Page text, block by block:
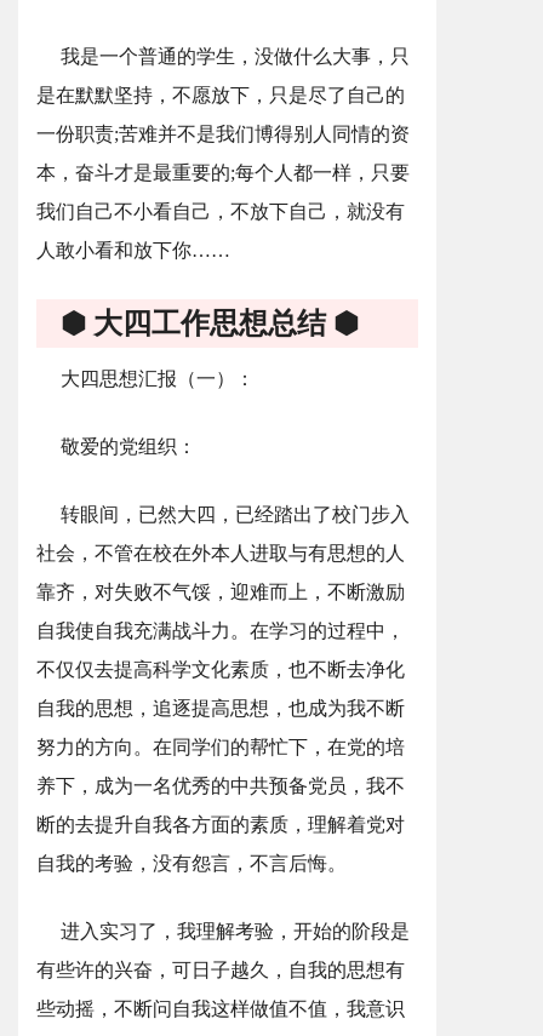
我是一个普通的学生，没做什么大事，只
是在默默坚持，不愿放下，只是尽了自己的
一份职责;苦难并不是我们博得别人同情的资
本，奋斗才是最重要的;每个人都一样，只要
我们自己不小看自己，不放下自己，就没有
人敢小看和放下你……
⬢ 大四工作思想总结 ⬢
大四思想汇报（一）：
敬爱的党组织：
转眼间，已然大四，已经踏出了校门步入
社会，不管在校在外本人进取与有思想的人
靠齐，对失败不气馁，迎难而上，不断激励
自我使自我充满战斗力。在学习的过程中，
不仅仅去提高科学文化素质，也不断去净化
自我的思想，追逐提高思想，也成为我不断
努力的方向。在同学们的帮忙下，在党的培
养下，成为一名优秀的中共预备党员，我不
断的去提升自我各方面的素质，理解着党对
自我的考验，没有怨言，不言后悔。
进入实习了，我理解考验，开始的阶段是
有些许的兴奋，可日子越久，自我的思想有
些动摇，不断问自我这样做值不值，我意识